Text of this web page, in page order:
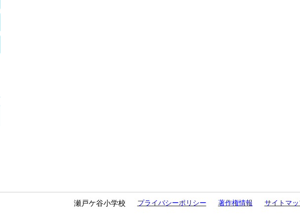
瀬戸ケ谷小学校 プライバシーポリシー 著作権情報 サイトマ